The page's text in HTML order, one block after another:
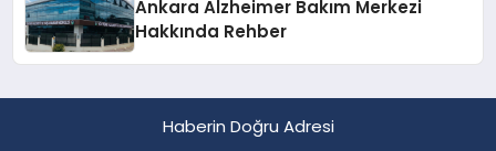
Ankara Alzheimer Bakım Merkezi
Hakkında Rehber
Haberin Doğru Adresi